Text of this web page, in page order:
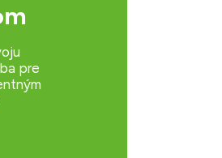
pre